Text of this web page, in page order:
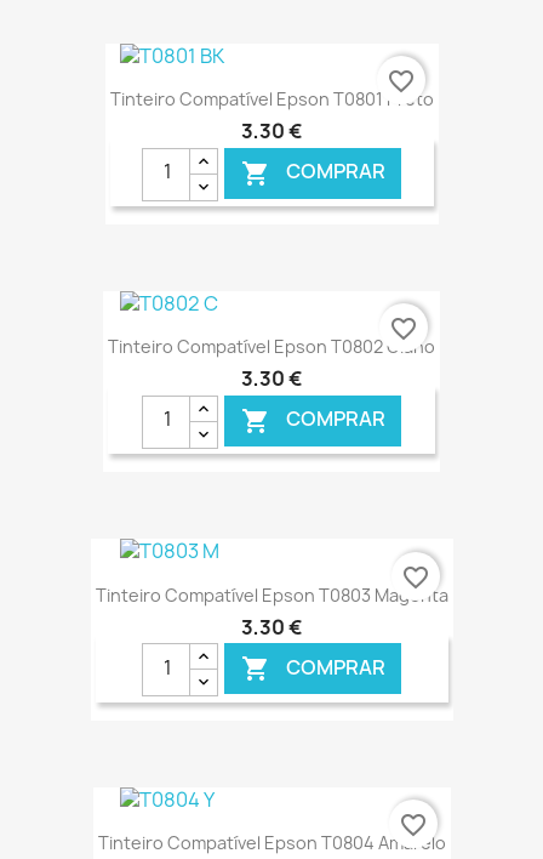
€ ONLINE
Tinteiro Compatível Epson T0801 Preto
3,30 €
 COMPRAR
€ ONLINE
favorite_border
Tinteiro Compatível Epson T0802 Ciano
3,30 €
 COMPRAR
€ ONLINE
favorite_border
Tinteiro Compatível Epson T0803 Magenta
3,30 €
 COMPRAR
€ ONLINE
favorite_border
Tinteiro Compatível Epson T0804 Amarelo
favorite_border